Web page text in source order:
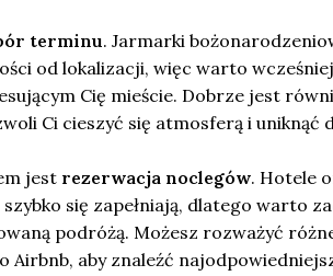
terminu. Jarmarki
od lokalizacji, więc warto
Cię mieście. Dobrze jest
Ci cieszyć się atmosferą i uniknąć
jest rezerwacja noclegów. Hotele
się zapełniają, dlatego warto
podróżą. Możesz rozważyć
Airbnb, aby znaleźć